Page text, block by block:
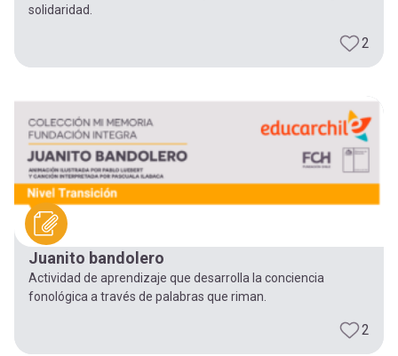
solidaridad.
2
Juanito bandolero
Actividad de aprendizaje que desarrolla la conciencia
fonológica a través de palabras que riman.
2